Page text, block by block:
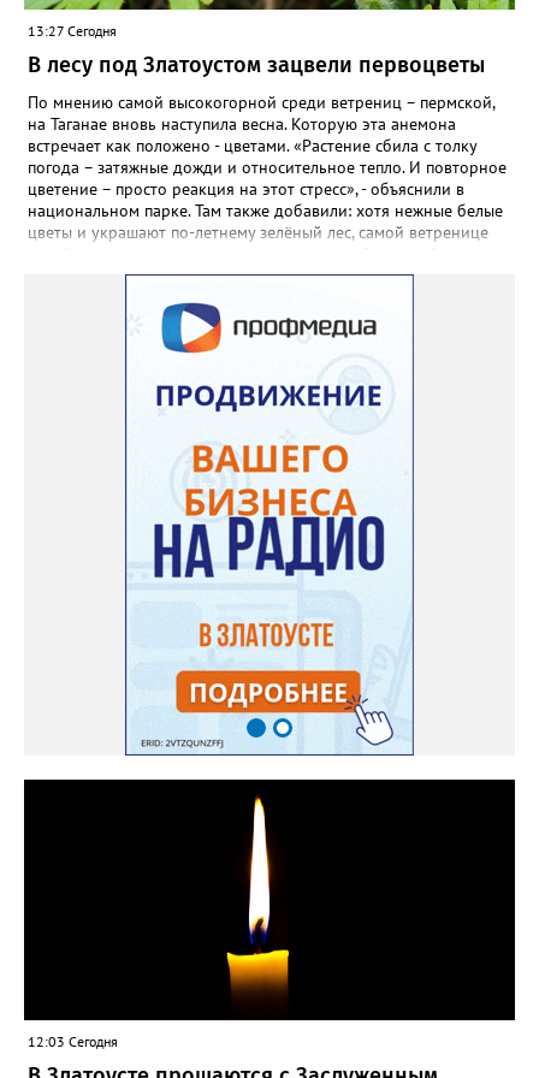
садовод советует сразу убрать семена в холодильник на два
месяца, а место посадки - мульчировать мелкой корой. Семена
самосевом в ней отлично прорастают. Если иногда срезать
сухие цветы и стряхивать семена вокруг куртины, лаванда
весной прорастет сама. Ещё один секрет – этот символ
Прованса не любит «вкусную» почву. Добавляйте в посадочную
яму гравий и песок – требуется хороший дренаж. В первый год
Екатерина рекомендует цветы убирать, чтобы силы куста
пошли на наращивание корневой системы. А со второго года
пусть лаванда цветёт во всю силу! Фото: Екатерина Бойко,
специально для «Златоуст.инфо». Обсуждение новости здесь
13:27 Сегодня
В лесу под Златоустом зацвели первоцветы
По мнению самой высокогорной среди ветрениц – пермской,
на Таганае вновь наступила весна. Которую эта анемона
встречает как положено - цветами. «Растение сбила с толку
погода – затяжные дожди и относительное тепло. И повторное
цветение – просто реакция на этот стресс», - объяснили в
национальном парке. Там также добавили: хотя нежные белые
цветы и украшают по-летнему зелёный лес, самой ветренице
силы перед долгой зимовкой.
12:03 Сегодня